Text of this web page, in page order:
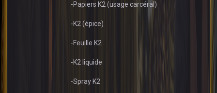
-Papiers K2 (usage carcéral)
-K2 (épice)
-Feuille K2
-K2 liquide
-Spray K2